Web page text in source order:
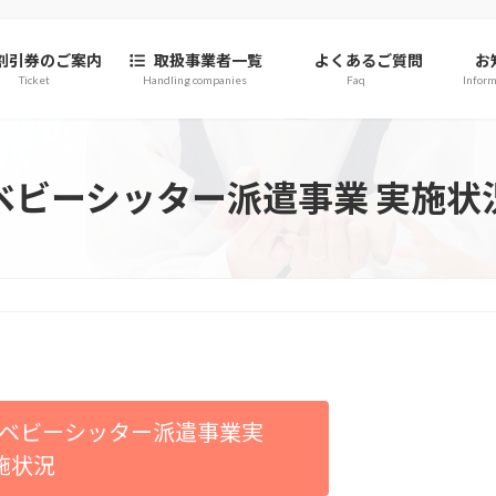
引券のご案内
Ticket
取扱事業者一覧
Handling companies
よくあるご質問
Faq
お
ビーシッター派遣事業 実施状
ビーシッター派遣事業実
状況